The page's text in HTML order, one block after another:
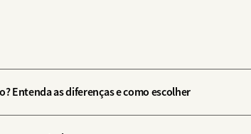
Entenda as diferenças e como escolher